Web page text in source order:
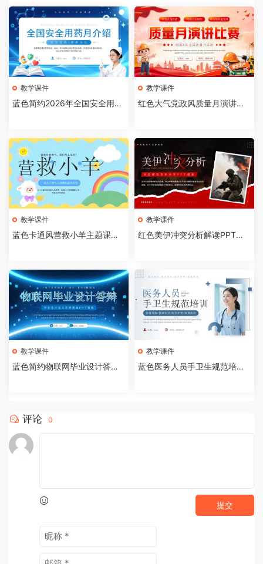
教学课件
蓝色简约2026年全国安全用药
教学课件
红色大气党政风质量月演讲比
教学课件
蓝色卡通风营救小羊主题课件P
教学课件
红色美伊冲突分析解读PPT模
教学课件
蓝色简约物联网毕业设计答辩P
教学课件
蓝色医务人员手卫生规范培训
评论 0
提交